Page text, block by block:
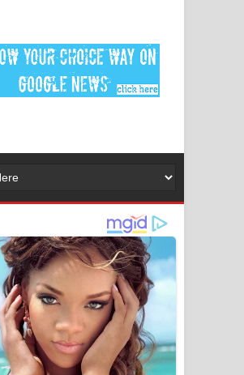
MANAMALA KATHA Song Lyrics -
මනමාල කතා ගීතයේ පද පෙළ
Gemak Deela Song Lyrics - ගේමක් දීලා
ගීතයේ පද පෙළ
Niwuna Numba Hinda Song Lyrics -
නිවුනා නුඹ හින්දා ගීතයේ පද පෙළ